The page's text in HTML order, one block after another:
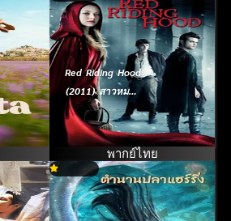
Red Riding Hood
(2011) สาวหมวก
แดง
พากย์ไทย